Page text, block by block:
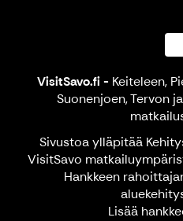
VisitSavo.fi - Keiteleen,
Suonenjoen, Tervon
Sivustoa ylläpitää
VisitSavo
Hankkeen
Lisää